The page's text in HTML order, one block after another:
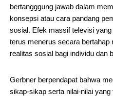
bertangggung jawab dalam
konsepsi atau cara pandang
sosial. Efek massif televisi
terus menerus secara
realitas sosial bagi individu dan
Gerbner berpendapat bahwa
sikap-sikap serta nilai-nilai